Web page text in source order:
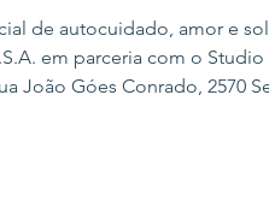
de autocuidado, amor e
Dia 16/10
João Góes Conrado, 2570